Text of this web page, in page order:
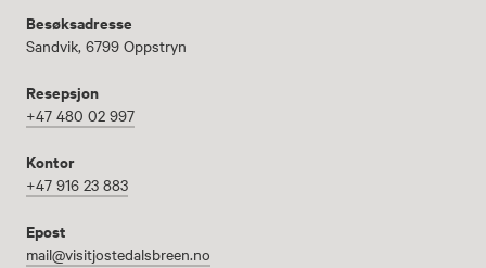
Besøksadresse
Sandvik, 6799 Oppstryn
Resepsjon
+47 480 02 997
Kontor
+47 916 23 883
Epost
mail@visitjostedalsbreen.no